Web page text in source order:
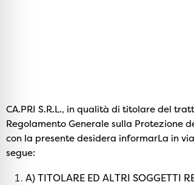
CA.PRI S.R.L., in qualità di titolare del
Regolamento Generale sulla Protezione
con la presente desidera informarLa in
segue:
A) TITOLARE ED ALTRI SOGGETTI